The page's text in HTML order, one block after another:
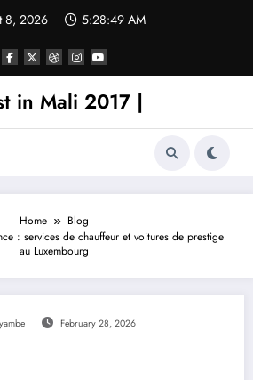
8, 2026 5:28:50 AM
in Mali 2017 |
Home
Blog
: services de chauffeur et voitures de prestige
au Luxembourg
February 28, 2026